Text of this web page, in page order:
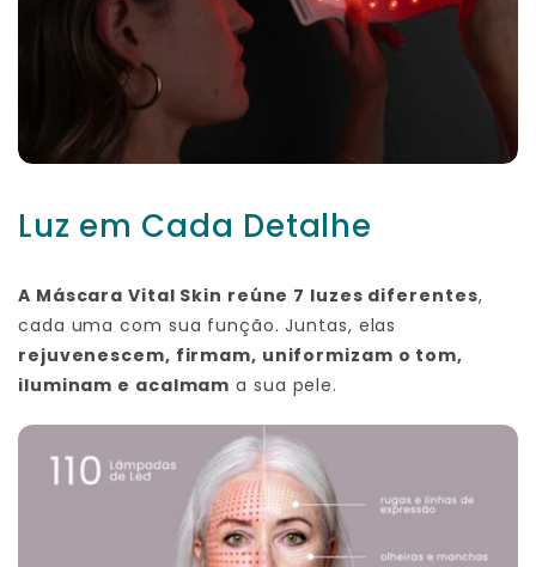
Luz em Cada Detalhe
A Máscara Vital Skin reúne 7 luzes diferentes,
cada uma com sua função. Juntas, elas
rejuvenescem, firmam, uniformizam o tom,
iluminam e acalmam a sua pele.